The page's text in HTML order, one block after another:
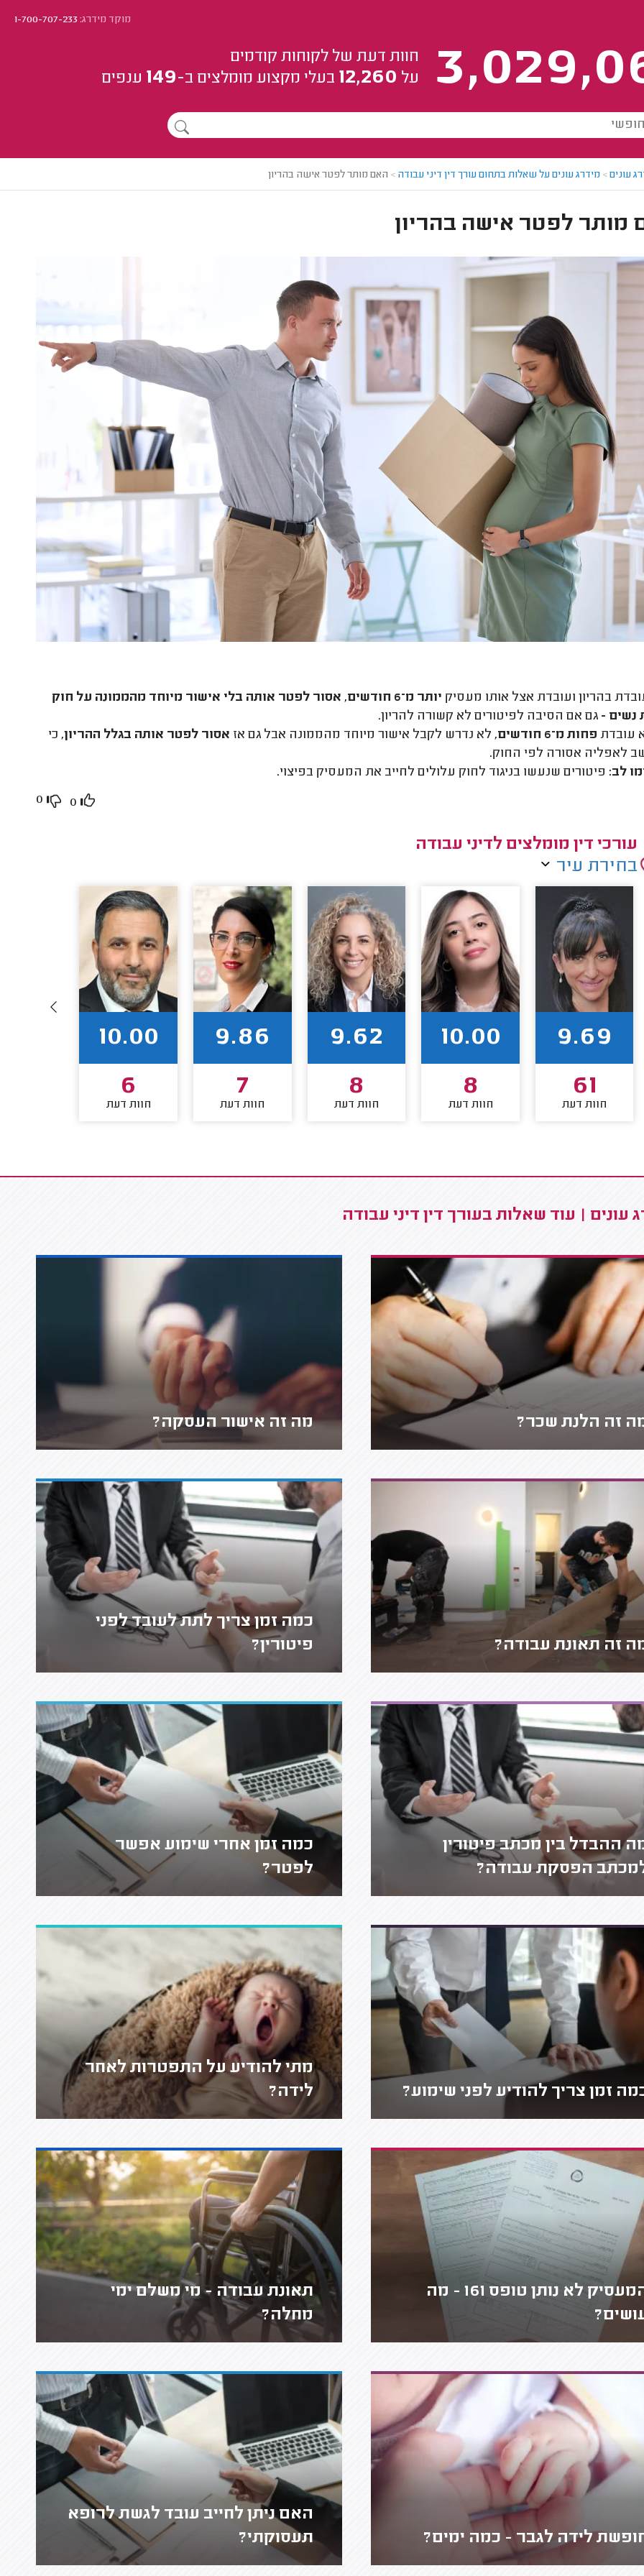
מוקד מידרג:1-700-707-233
חוות דעת של לקוחות קודמים
על 12,260 בעלי מקצוע מומלצים ב-149 ענפים
עונים> מידרג עונים על שאלות בתחום עורך דין דיני עבודה > האם מותר לפטר אישה בהריון
מותר לפטר אישה בהריון
בהריון ועובדת אצל אותו מעסיק יותר מ־6 חודשים , אסור לפטר אותה בלי אישור מיוחד מהממונה על חוק
נשים - גם אם הסיבה לפיטורים לא קשורה להריון.
עובדת פחות מ־6 חודשים , לא נדרש לקבל אישור מיוחד מהממונה אבל גם אז אסור לפטר אותה בגלל ההריון, כי
לאפליה אסורה לפי החוק.
לב: פיטורים שנעשו בניגוד לחוק עלולים לחייב את המעסיק בפיצוי.
0
0
עורכי דין מומלצים לדיני עבודה
בחירת עיר
9.69
61
חוות דעת
10.00
8
חוות דעת
9.62
8
חוות דעת
9.86
7
חוות דעת
10.00
6
חוות דעת
עונים | עוד שאלות בעורך דין דיני עבודה
זה הלנת שכר? מה זה אישור העסקה?
זה תאונת עבודה?
כמה זמן צריך לתת לעובד לפני
פיטורין?
ההבדל בין מכתב פיטורין
הפסקת עבודה?
כמה זמן אחרי שימוע אפשר
לפטר?
זמן צריך להודיע לפני שימוע?
מתי להודיע על התפטרות לאחר
לידה?
המעסיק לא נותן טופס 161 - מה
תאונת עבודה - מי משלם ימי
מחלה?
לידה לגבר - כמה ימים?
האם ניתן לחייב עובד לגשת לרופא
תעסוקתי?